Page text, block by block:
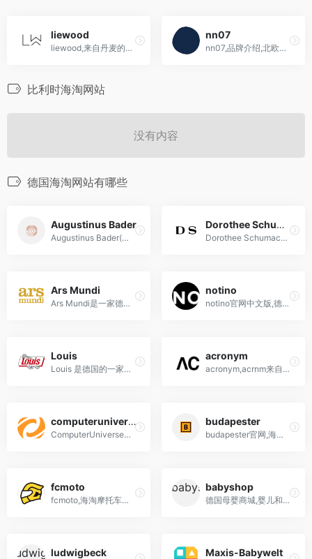
liewood
liewood,来自丹麦的北欧风的童装品牌海淘网站
nn07
nn07,品牌介绍,北欧小众品牌
比利时海淘网站
没有内容
德国海淘网站有哪些
Augustinus Bader
Augustinus Bader(俗称AB）是一家由德国科学家奥古斯丁·巴德博士创立的护肤品牌，以其独特的TFC8®技术和科技驱动的护肤理念在行业内脱颖而出，致力于提供高效、安全的护肤解决方案。
Dorothee Schumacher
Dorothee Schumacher（朵洛希·舒马赫）是德国高端时尚品牌，以优雅、现代和女性化的设计风格闻名，为现代都市女性提供自信、精致和独立的时尚选择。
Ars Mundi
Ars Mundi是一家德国的艺术品销售和文化推广公司，成立于1958年，通过销售艺术品和举办艺术展览等活动
notino
notino官网中文版,德国英国海...
Louis
Louis 是德国的一家摩托车配件和骑行装备零售商，提供广泛的摩托车配件、骑行装备、工具和维护用品等产品。
acronym
acronym,acrnm来自德国的机能性服饰品牌
computeruniverse
ComputerUniverse（简称C家），是一家德国主营数码产品及家电类的网站
budapester
budapester官网,海淘奢侈品网站,德国精品买手店落于德国两大主要城市柏林和汉堡的城市中心位置，是一家传统且成功的实力精品买手店，除了各式品牌也提供手工男鞋，为顾客带来专享的VIP服务。其线上商店Budapester...
fcmoto
fcmoto,海淘摩托车配件网站,欧洲最大的摩托车服装和头盔商店
babyshop
德国母婴商城,婴儿和儿童服装，鞋子，玩具，婴儿车，汽车座椅，孕妇服装，配件
ludwigbeck Maxis-Babywelt